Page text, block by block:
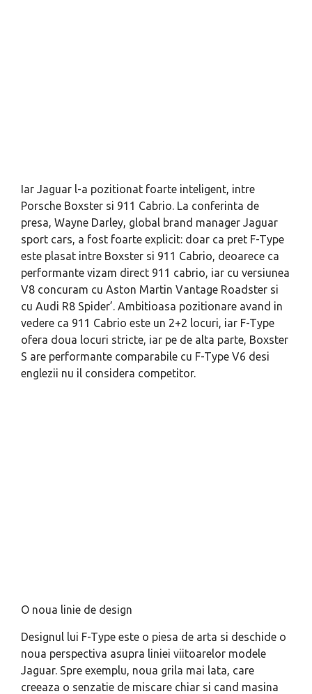
Iar Jaguar l-a pozitionat foarte inteligent, intre
Porsche Boxster si 911 Cabrio. La conferinta de
presa, Wayne Darley, global brand manager Jaguar
sport cars, a fost foarte explicit: doar ca pret F-Type
este plasat intre Boxster si 911 Cabrio, deoarece ca
performante vizam direct 911 cabrio, iar cu versiunea
V8 concuram cu Aston Martin Vantage Roadster si
cu Audi R8 Spider’. Ambitioasa pozitionare avand in
vedere ca 911 Cabrio este un 2+2 locuri, iar F-Type
ofera doua locuri stricte, iar pe de alta parte, Boxster
S are performante comparabile cu F-Type V6 desi
englezii nu il considera competitor.
O noua linie de design
Designul lui F-Type este o piesa de arta si deschide o
noua perspectiva asupra liniei viitoarelor modele
Jaguar. Spre exemplu, noua grila mai lata, care
creeaza o senzatie de miscare chiar si cand masina